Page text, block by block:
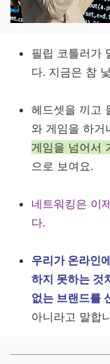
필립 코틀러가
다. 지금은 참
헤드셋을 끼고
와 게임을 하거
게임을 넘어서
으로 보여요.
네트워킹은 이
다.
우리가 온라인
하지 못하는 것
없는 브랜드를
아니라고 말합